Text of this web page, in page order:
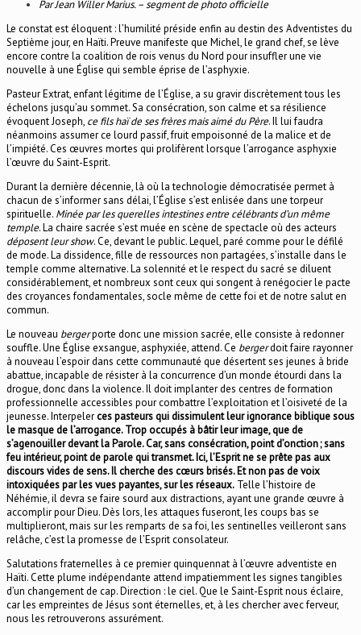
Par Jean Willer Marius. – segment de photo officielle
Le constat est éloquent : l’humilité préside enfin au destin des Adventistes du
Septième jour, en Haïti. Preuve manifeste que Michel, le grand chef, se lève
encore contre la coalition de rois venus du Nord pour insuffler une vie
nouvelle à une Église qui semble éprise de l’asphyxie.
Pasteur Extrat, enfant légitime de l’Église, a su gravir discrètement tous les
échelons jusqu’au sommet. Sa consécration, son calme et sa résilience
évoquent Joseph, ce fils haï de ses frères mais aimé du Père. Il lui faudra
néanmoins assumer ce lourd passif, fruit empoisonné de la malice et de
l’impiété. Ces œuvres mortes qui prolifèrent lorsque l’arrogance asphyxie
l’œuvre du Saint-Esprit.
Durant la dernière décennie, là où la technologie démocratisée permet à
chacun de s’informer sans délai, l’Église s’est enlisée dans une torpeur
spirituelle. Minée par les querelles intestines entre célébrants d’un même
temple. La chaire sacrée s’est muée en scène de spectacle où des acteurs
déposent leur show. Ce, devant le public. Lequel, paré comme pour le défilé
de mode. La dissidence, fille de ressources non partagées, s’installe dans le
temple comme alternative. La solennité et le respect du sacré se diluent
considérablement, et nombreux sont ceux qui songent à renégocier le pacte
des croyances fondamentales, socle même de cette foi et de notre salut en
commun.
Le nouveau bergerporte donc une mission sacrée, elle consiste à redonner
souffle. Une Église exsangue, asphyxiée, attend. Ce bergerdoit faire rayonner
à nouveau l’espoir dans cette communauté que désertent ses jeunes à bride
abattue, incapable de résister à la concurrence d’un monde étourdi dans la
drogue, donc dans la violence. Il doit implanter des centres de formation
professionnelle accessibles pour combattre l’exploitation et l’oisiveté de la
jeunesse. Interpeler ces pasteurs qui dissimulent leur ignorance biblique sous
le masque de l’arrogance. Trop occupés à bâtir leur image, que de
s’agenouiller devant la Parole. Car, sans consécration, point d’onction ; sans
feu intérieur, point de parole qui transmet. Ici, l’Esprit ne se prête pas aux
discours vides de sens. Il cherche des cœurs brisés. Et non pas de voix
intoxiquées par les vues payantes, sur les réseaux. Telle l’histoire de
Néhémie, il devra se faire sourd aux distractions, ayant une grande œuvre à
accomplir pour Dieu. Dès lors, les attaques fuseront, les coups bas se
multiplieront, mais sur les remparts de sa foi, les sentinelles veilleront sans
relâche, c’est la promesse de l’Esprit consolateur.
Salutations fraternelles à ce premier quinquennat à l’œuvre adventiste en
Haïti. Cette plume indépendante attend impatiemment les signes tangibles
d’un changement de cap. Direction : le ciel. Que le Saint-Esprit nous éclaire,
car les empreintes de Jésus sont éternelles, et, à les chercher avec ferveur,
nous les retrouverons assurément.